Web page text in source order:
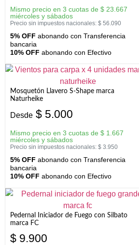
Mismo precio en 3 cuotas de $ 23.667
miércoles y sábados
Precio sin impuestos nacionales: $ 56.090
5% OFF abonando con Transferencia
bancaria
10% OFF abonando con Efectivo
Mosquetón Llavero S-Shape marca
Naturheike
Desde $ 5.000
Mismo precio en 3 cuotas de $ 1.667
miércoles y sábados
Precio sin impuestos nacionales: $ 3.950
5% OFF abonando con Transferencia
bancaria
10% OFF abonando con Efectivo
Pedernal Iniciador de Fuego con Silbato
marca FC
$ 9.900